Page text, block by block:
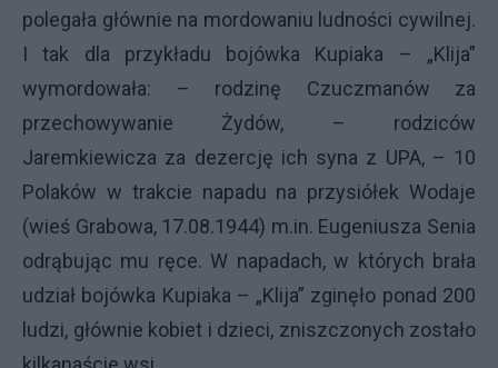
polegała głównie na mordowaniu ludności cywilnej.
I tak dla przykładu bojówka Kupiaka – „Klija”
wymordowała: – rodzinę Czuczmanów za
przechowywanie Żydów, – rodziców
Jaremkiewicza za dezercję ich syna z UPA, – 10
Polaków w trakcie napadu na przysiółek Wodaje
(wieś Grabowa, 17.08.1944) m.in. Eugeniusza Senia
odrąbując mu ręce. W napadach, w których brała
udział bojówka Kupiaka – „Klija” zginęło ponad 200
ludzi, głównie kobiet i dzieci, zniszczonych zostało